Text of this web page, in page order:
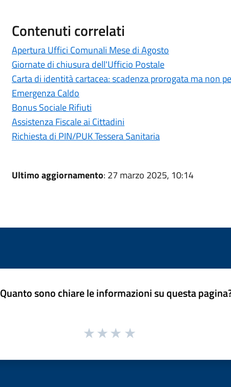
Contenuti correlati
Apertura Uffici Comunali Mese di Agosto
Giornate di chiusura dell'Ufficio Postale
Carta di identità cartacea: scadenza prorogata ma non
Emergenza Caldo
Bonus Sociale Rifiuti
Assistenza Fiscale ai Cittadini
Richiesta di PIN/PUK Tessera Sanitaria
Ultimo aggiornamento: 27 marzo 2025, 10:14
Quanto sono chiare le informazioni su questa